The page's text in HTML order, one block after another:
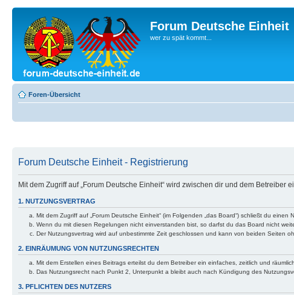
Forum Deutsche Einheit
wer zu spät kommt...
Foren-Übersicht
Forum Deutsche Einheit - Registrierung
Mit dem Zugriff auf „Forum Deutsche Einheit“ wird zwischen dir und dem Betreiber
1. NUTZUNGSVERTRAG
Mit dem Zugriff auf „Forum Deutsche Einheit“ (im Folgenden „das Board“) schließt du
Wenn du mit diesen Regelungen nicht einverstanden bist, so darfst du das Board nicht
Der Nutzungsvertrag wird auf unbestimmte Zeit geschlossen und kann von beiden Seiten
2. EINRÄUMUNG VON NUTZUNGSRECHTEN
Mit dem Erstellen eines Beitrags erteilst du dem Betreiber ein einfaches, zeitlich und
Das Nutzungsrecht nach Punkt 2, Unterpunkt a bleibt auch nach Kündigung des
3. PFLICHTEN DES NUTZERS